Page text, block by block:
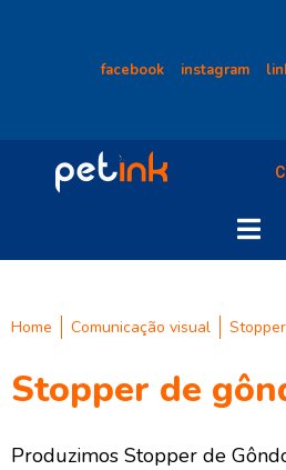
facebook instagram
Home Comunicação visual
Stopper de
Produzimos Stopper de